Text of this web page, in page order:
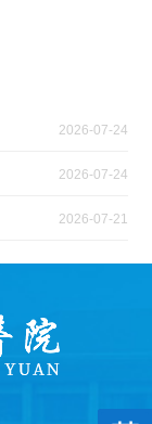
2026-07-24
2026-07-24
2026-07-21